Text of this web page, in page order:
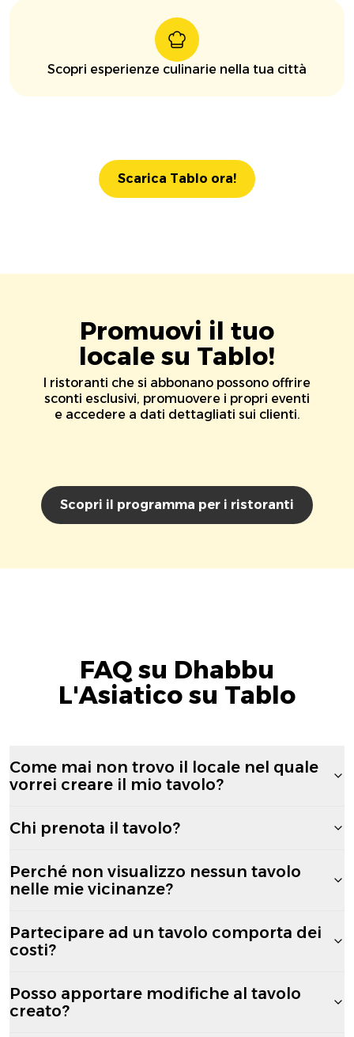
Scopri esperienze culinarie nella tua città
Scarica Tablo ora!
Promuovi il tuo
locale su Tablo!
I ristoranti che si abbonano possono offrire
sconti esclusivi, promuovere i propri eventi
e accedere a dati dettagliati sui clienti.
Scopri il programma per i ristoranti
FAQ su Dhabbu
L'Asiatico su Tablo
Come mai non trovo il locale nel quale
vorrei creare il mio tavolo?
Chi prenota il tavolo?
Perché non visualizzo nessun tavolo
nelle mie vicinanze?
Partecipare ad un tavolo comporta dei
costi?
Posso apportare modifiche al tavolo
creato?